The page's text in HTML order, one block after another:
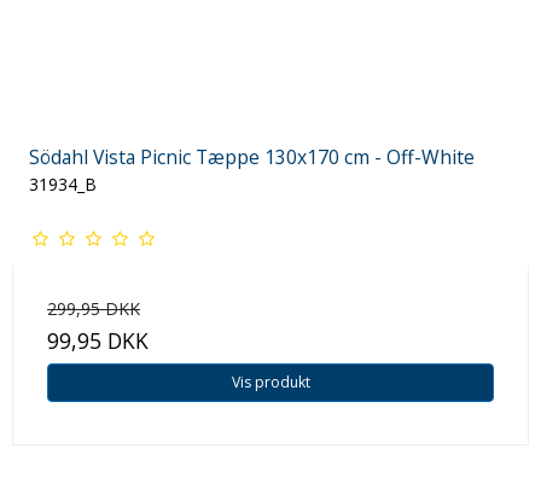
Södahl Vista Picnic Tæppe 130x170 cm - Off-White
31934_B
299,95 DKK
99,95 DKK
Vis produkt